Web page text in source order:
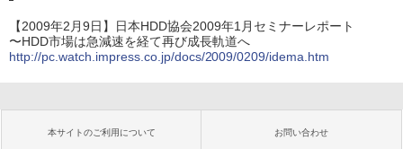
【2009年2月9日】日本HDD協会2009年1月セミナーレポート
〜HDD市場は急減速を経て再び成長軌道へ
http://pc.watch.impress.co.jp/docs/2009/0209/idema.htm
本サイトのご利用について お問い合わせ